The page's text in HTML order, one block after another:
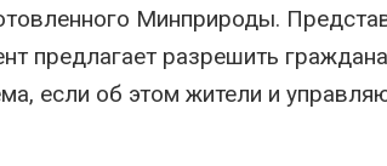
Минприроды.
предлагает разрешить
если об этом жители и
Учёные предложили
питьевую воду
В